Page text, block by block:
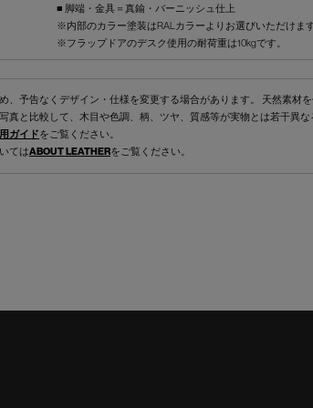
■ 脚端・金具＝真鍮・バーニッシュ仕上
※内部のカラー塗装はRALカラーよりお選びいただけます
※フラップドアのデスク使用の耐荷重は10kgです。
、予告なくデザイン・仕様を変更する場合があります。 天然素材
真と比較して、木目や色調、柄、ツヤ、質感等が実物とは若干異
ガイドをご覧ください。
てはABOUT LEATHERをご覧ください。